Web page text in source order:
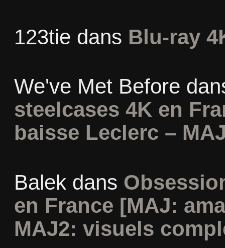
123tie dans Blu-ray
We've Met Before
steelcases 4K en
baisse Leclerc –
Balekdans
en France [MAJ:
MAJ2: visuels